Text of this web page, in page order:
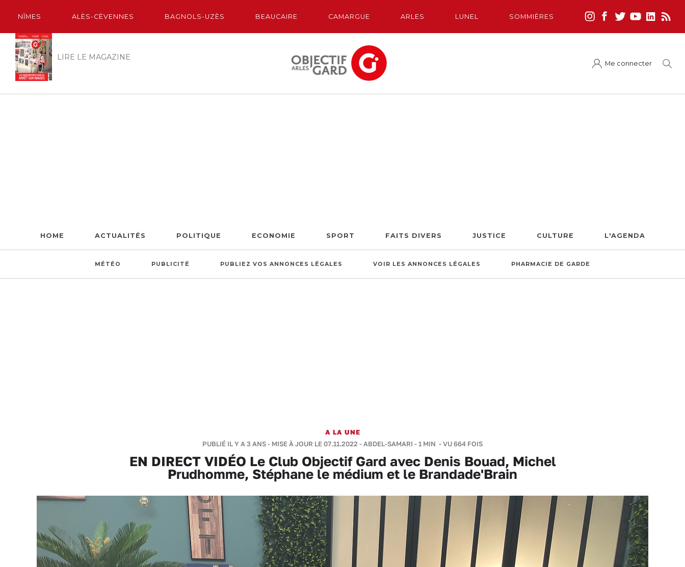
NÎMES ALÈS-CÈVENNES BAGNOLS-UZÈS BEAUCAIRE CAMARGUE ARLES LUNEL SOMMIÈRES
LIRE LE MAGAZINE
Me connecter
HOME ACTUALITÉS POLITIQUE ECONOMIE SPORT FAITS DIVERS JUSTICE CULTURE L'AGENDA
MÉTÉO PUBLICITÉ PUBLIEZ VOS ANNONCES LÉGALES VOIR LES ANNONCES LÉGALES PHARMACIE DE GARDE
A LA UNE
PUBLIÉ IL Y A 3 ANS - MISE À JOUR LE 07.11.2022 -ABDEL-SAMARI -1 MIN - VU 664 FOIS
EN DIRECT VIDÉO Le Club Objectif Gard avec Denis Bouad, Michel
Prudhomme, Stéphane le médium et le Brandade'Brain